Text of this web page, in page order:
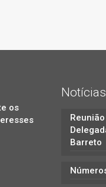
os
Barreto